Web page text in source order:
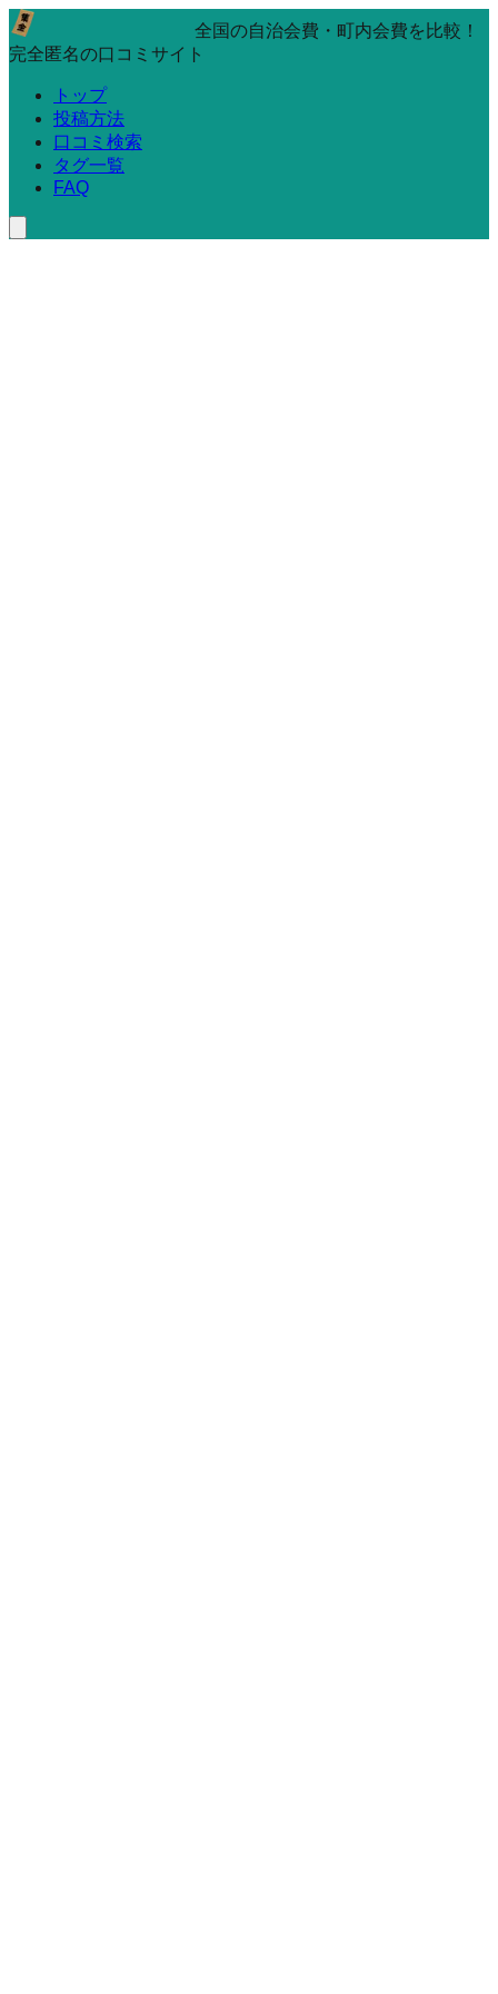
全国の自治会費・町内会費を比較！
完全匿名の口コミサイト
トップ
投稿方法
口コミ検索
タグ一覧
FAQ